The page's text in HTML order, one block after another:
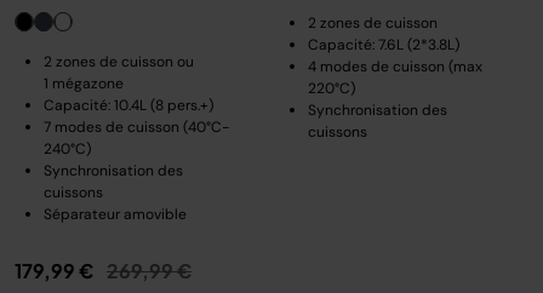
2 zones de cuisson ou
1 mégazone
Capacité: 10.4L (8 pers.+)
7 modes de cuisson (40°C-
240°C)
Synchronisation des
cuissons
Séparateur amovible
179,99 € Prix réduit de
269,99 €au
2 zones de cuisson
Capacité: 7.6L (2*3.8L)
4 modes de cuisson (max
220°C)
Synchronisation des
cuissons